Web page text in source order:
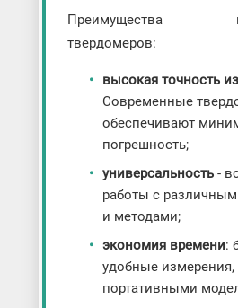
Преимущества
твердомеров:
высокая точность
Современные
обеспечивают
погрешность;
универсальность -
работы с
и методами;
экономия времени:
удобные измерения,
портативными